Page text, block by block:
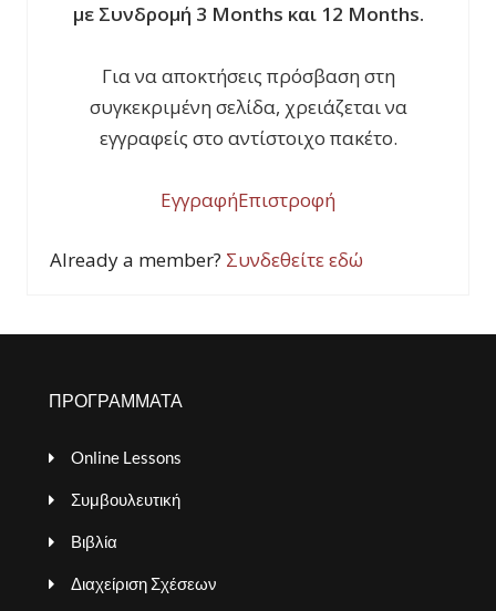
με Συνδρομή 3 Months και 12 Months.
Για να αποκτήσεις πρόσβαση στη
συγκεκριμένη σελίδα, χρειάζεται να
εγγραφείς στο αντίστοιχο πακέτο.
ΕγγραφήΕπιστροφή
Already a member? Συνδεθείτε εδώ
ΠΡΟΓΡΑΜΜΑΤΑ
Online Lessons
Συμβουλευτική
Βιβλία
Διαχείριση Σχέσεων